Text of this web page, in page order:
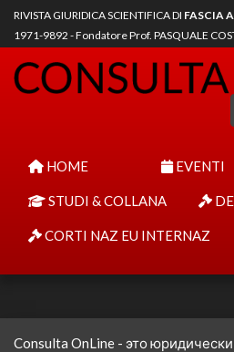
RIVISTA GIURIDICA SCIENTIFICA DI FASCIA A
1971-9892 - Fondatore Prof. PASQUALE
HOME EVENTI
STUDI & COLLANA
CORTI NAZ EU INTERNAZ
Consulta OnLine - это